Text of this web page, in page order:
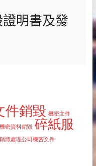
明書及發
件銷毀 機密文件
機密資料銷毀 碎紙服
銷燬處理公司機密文件